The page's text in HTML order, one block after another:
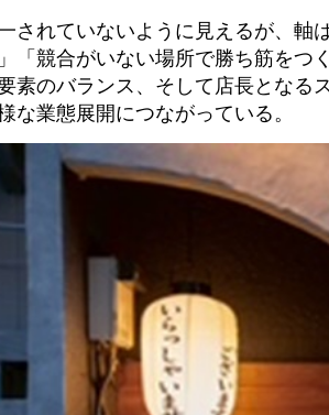
されていないように見えるが、
「競合がいない場所で勝ち筋を
素のバランス、そして店長となる
な業態展開につながっている。